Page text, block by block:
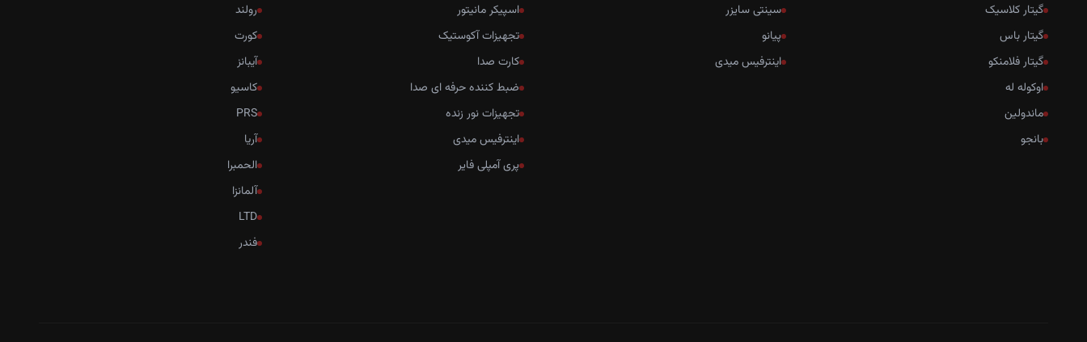
گیتار کلاسیک
گیتار باس
گیتار فلامنکو
اوکوله له
ماندولین
بانجو
سینتی سایزر
پیانو
اینترفیس میدی
اسپیکر مانیتور
تجهیزات آکوستیک
کارت صدا
ضبط کننده حرفه ای صدا
تجهیزات نور زنده
اینترفیس میدی
پری آمپلی فایر
رولند
کورت
آیبانز
کاسیو
PRS
آریا
الحمبرا
آلمانزا
LTD
فندر